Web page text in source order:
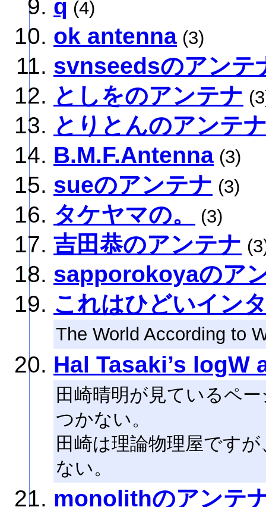
q (4)
ok antenna (3)
svnseedsのアンテ
としをのアンテナ
とりとんのアンテ
B.M.F.Antenna (3)
sueのアンテナ (3)
タケヤマの。 (3)
吉田恭のアンテナ
sapporokoyaのア
これはひどいイン
The World According to
Hal Tasaki’s logW
田崎晴明が見ているペ
つかない。
田崎は理論物理屋です
ない。
monolithのアンテ